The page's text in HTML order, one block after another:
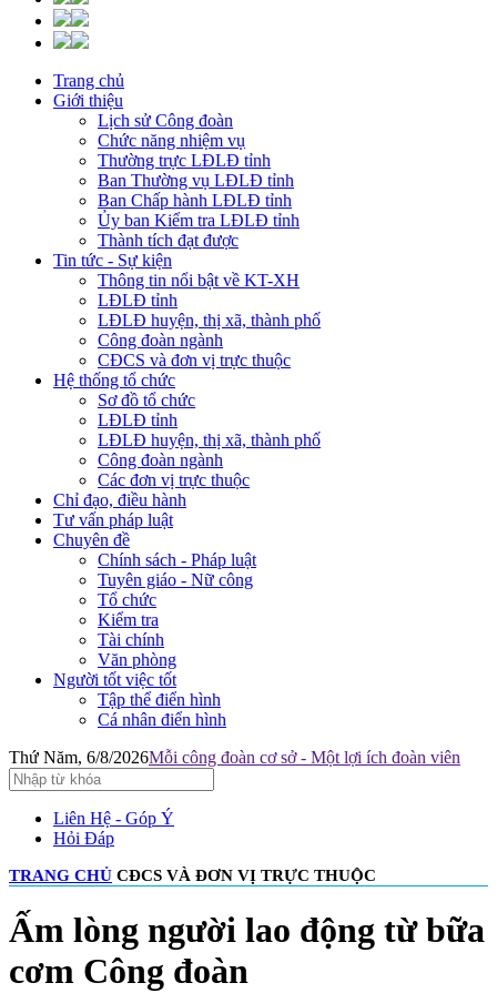
Trang chủ
Giới thiệu
Lịch sử Công đoàn
Chức năng nhiệm vụ
Thường trực LĐLĐ tỉnh
Ban Thường vụ LĐLĐ tỉnh
Ban Chấp hành LĐLĐ tỉnh
Ủy ban Kiểm tra LĐLĐ tỉnh
Thành tích đạt được
Tin tức - Sự kiện
Thông tin nổi bật về KT-XH
LĐLĐ tỉnh
LĐLĐ huyện, thị xã, thành phố
Công đoàn ngành
CĐCS và đơn vị trực thuộc
Hệ thống tổ chức
Sơ đồ tổ chức
LĐLĐ tỉnh
LĐLĐ huyện, thị xã, thành phố
Công đoàn ngành
Các đơn vị trực thuộc
Chỉ đạo, điều hành
Tư vấn pháp luật
Chuyên đề
Chính sách - Pháp luật
Tuyên giáo - Nữ công
Tổ chức
Kiểm tra
Tài chính
Văn phòng
Người tốt việc tốt
Tập thể điển hình
Cá nhân điển hình
Thứ Năm, 6/8/2026Mỗi công đoàn cơ sở - Một lợi ích đoàn viên
Liên Hệ - Góp Ý
Hỏi Đáp
TRANG CHỦ CĐCS VÀ ĐƠN VỊ TRỰC THUỘC
Ấm lòng người lao động từ bữa
cơm Công đoàn